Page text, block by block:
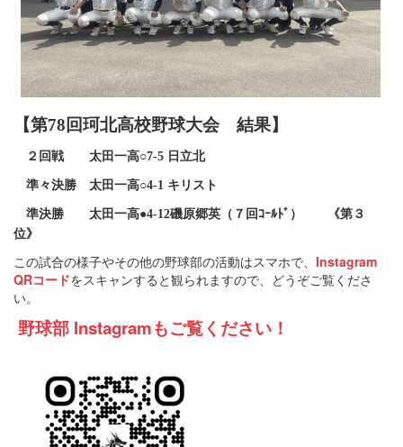
【第78回珂北高校野球大会 結果】
２回戦 太田一高○7-5 日立北
準々決勝 太田一高○4-1 キリスト
準決勝 太田一高●4-12磯原郷英（７回ｺｰﾙﾄﾞ） 《第３
位》
この試合の様子やその他の野球部の活動はスマホで、 Instagram
QRコードをスキャンすると観られますので、どうぞご覧くださ
い。
野球部 Instagramもご覧ください！